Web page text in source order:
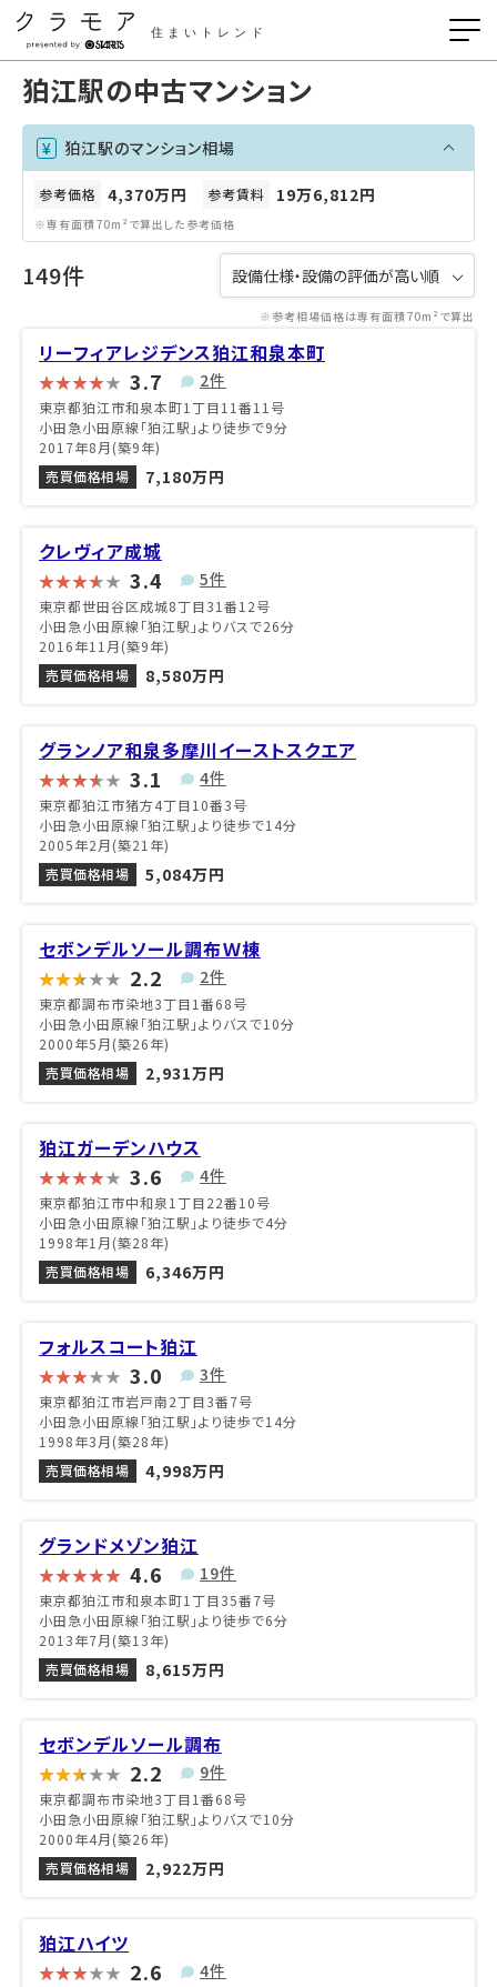
住まいトレンド
狛江駅の中古マンション
狛江駅のマンション相場
参考価格 4,370万円 参考賃料 19万6,812円
※専有面積70m²で算出した参考価格
149件
※参考相場価格は専有面積70m²で算出
リーフィアレジデンス狛江和泉本町
3.7 2件
東京都狛江市和泉本町1丁目11番11号
小田急小田原線「狛江駅」より徒歩で9分
2017年8月(築9年)
売買価格相場
7,180万円
クレヴィア成城
3.4 5件
東京都世田谷区成城8丁目31番12号
小田急小田原線「狛江駅」よりバスで26分
2016年11月(築9年)
売買価格相場
8,580万円
グランノア和泉多摩川イーストスクエア
3.1 4件
東京都狛江市猪方4丁目10番3号
小田急小田原線「狛江駅」より徒歩で14分
2005年2月(築21年)
売買価格相場
5,084万円
セボンデルソール調布Ｗ棟
2.2 2件
東京都調布市染地3丁目1番68号
小田急小田原線「狛江駅」よりバスで10分
2000年5月(築26年)
売買価格相場
2,931万円
狛江ガーデンハウス
3.6 4件
東京都狛江市中和泉1丁目22番10号
小田急小田原線「狛江駅」より徒歩で4分
1998年1月(築28年)
売買価格相場
6,346万円
フォルスコート狛江
3.0 3件
東京都狛江市岩戸南2丁目3番7号
小田急小田原線「狛江駅」より徒歩で14分
1998年3月(築28年)
売買価格相場
4,998万円
グランドメゾン狛江
4.6 19件
東京都狛江市和泉本町1丁目35番7号
小田急小田原線「狛江駅」より徒歩で6分
2013年7月(築13年)
売買価格相場
8,615万円
セボンデルソール調布
2.2 9件
東京都調布市染地3丁目1番68号
小田急小田原線「狛江駅」よりバスで10分
2000年4月(築26年)
売買価格相場
2,922万円
狛江ハイツ
2.6 4件